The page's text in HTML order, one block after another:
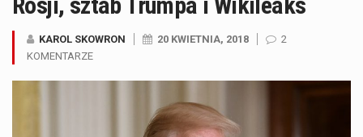
KAROL SKOWRON 20 KWIETNIA, 2018
2
KOMENTARZE